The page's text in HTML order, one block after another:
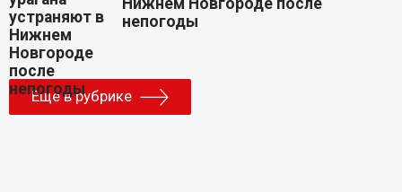
непогоды
Еще в рубрике